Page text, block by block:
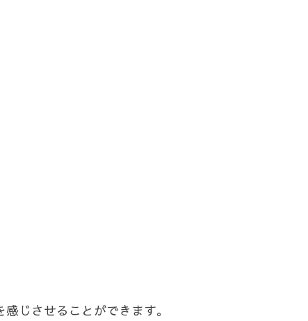
じさせることができます。